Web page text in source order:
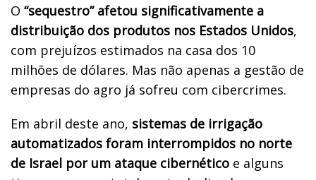
O “sequestro” afetou significativamente a
distribuição dos produtos nos Estados Unidos,
com prejuízos estimados na casa dos 10
milhões de dólares. Mas não apenas a gestão de
empresas do agro já sofreu com cibercrimes.
Em abril deste ano, sistemas de irrigação
automatizados foram interrompidos no norte
de Israel por um ataque cibernético e alguns